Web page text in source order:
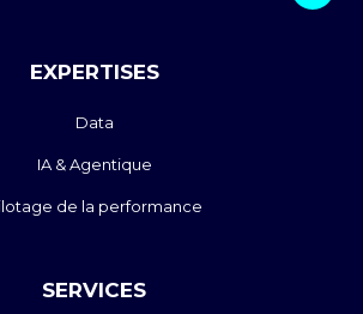
EXPERTISES
Data
IA & Agentique
de la performance
SERVICES